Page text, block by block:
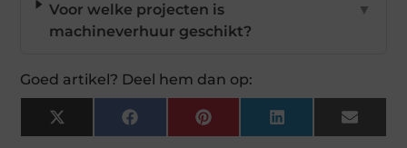
Voor welke projecten is
machineverhuur geschikt?
▼
Goed artikel? Deel hem dan op:
X
(Twitter)
FacebookPinterestLinkedIn Email